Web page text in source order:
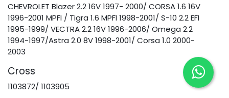
CHEVROLET Blazer 2.2 16V 1997- 2000/ CORSA 1.6 16V
1996-2001 MPFI / Tigra 1.6 MPFI 1998-2001/ S-10 2.2 EFI
1995-1999/ VECTRA 2.2 16V 1996-2006/ Omega 2.2
1994-1997/Astra 2.0 8V 1998-2001/ Corsa 1.0 2000-
2003
Cross
1103872/ 1103905